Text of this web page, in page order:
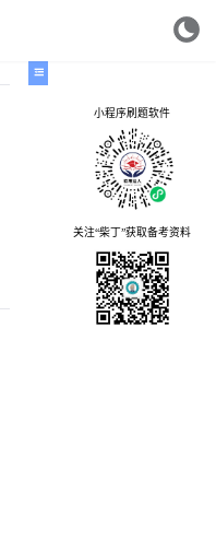
小程序刷题软件
关注“柴丁”获取备考资料